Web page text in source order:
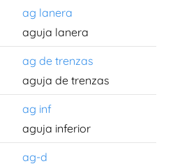
ag lanera
aguja lanera
ag de trenzas
aguja de trenzas
ag inf
aguja inferior
ag-d